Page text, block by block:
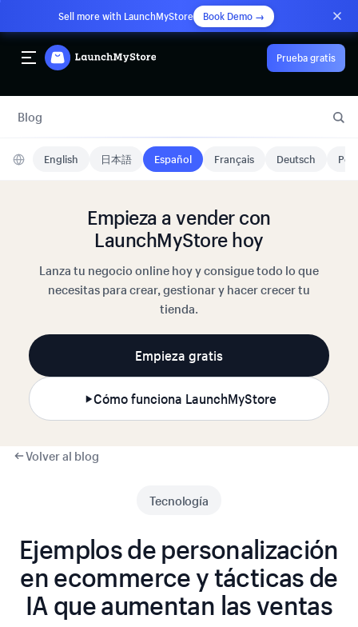
Sell more with LaunchMyStore Book Demo →
Prueba gratis
Blog
English 日本語 Español Français Deutsch
Empieza a vender con
LaunchMyStore hoy
Lanza tu negocio online hoy y consigue todo lo que
necesitas para crear, gestionar y hacer crecer tu
tienda.
Empieza gratis
Cómo funciona LaunchMyStore
Volver al blog
Tecnología
Ejemplos de personalización
en ecommerce y tácticas de
IA que aumentan las ventas